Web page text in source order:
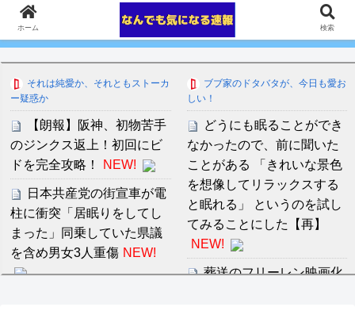
それは純愛か、それともストーカ
ー疑惑か
【朗報】阪神、初物苦手
のジンクス返上！初回にビ
ドを完全攻略！
NEW!
日本共産党の街宣車が電
柱に衝突「居眠りをしてし
まった」同乗していた県議
を含め男女3人重傷 NEW!
ブブ家のドタバタが、今日も愛お
しい！
どうにも眠ることができ
なかったので、前に聞いた
ことがある 「きれいな景色
を想像してリラックスする
と眠れる」 というのを試し
てみることにした【再】
NEW!
葬送のフリーレン映画化
ホーム 検索